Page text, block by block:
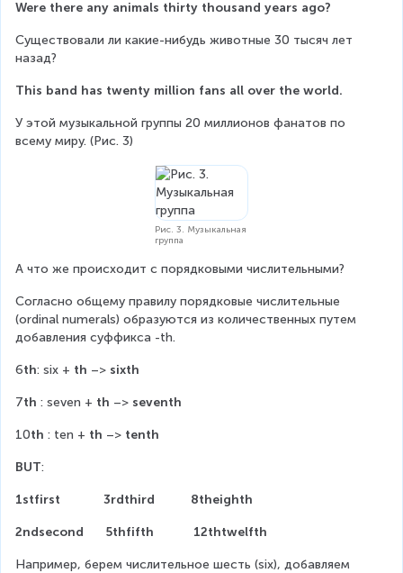
Were there any animals thirty thousand years ago?
Существовали ли какие-нибудь животные 30 тысяч лет
назад?
This band has twenty million fans all over the world.
У этой музыкальной группы 20 миллионов фанатов по
всему миру. (Рис. 3)
Рис. 3. Музыкальная
группа
А что же происходит с порядковыми числительными?
Согласно общему правилу порядковые числительные
(ordinal numerals) образуются из количественных путем
добавления суффикса -th.
6th: six + th –> sixth
7th : seven + th –> seventh
10th : ten + th –> tenth
BUT:
1stfirst 3rdthird 8theighth
2ndsecond 5thfifth 12thtwelfth
Например, берем числительное шесть (six), добавляем